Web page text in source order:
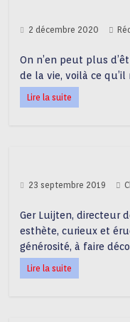
2 décembre 2020
On n’en peut plus
de la vie, voilà ce
Lire la suite
23 septembre 2019
Ger Luijten, directeur
esthète, curieux et
générosité, à faire
Lire la suite